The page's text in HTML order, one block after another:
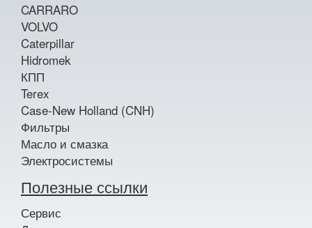
CARRARO
VOLVO
Caterpillar
Hidromek
КПП
Terex
Case-New Holland (CNH)
Фильтры
Масло и смазка
Электросистемы
Полезные ссылки
Сервис